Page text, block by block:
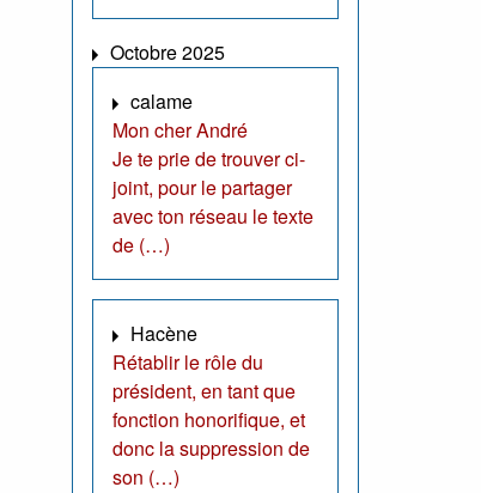
Octobre 2025
calame
Mon cher André
Je te prie de trouver ci-
joint, pour le partager
avec ton réseau le texte
de (…)
Hacène
Rétablir le rôle du
président, en tant que
fonction honorifique, et
donc la suppression de
son (…)